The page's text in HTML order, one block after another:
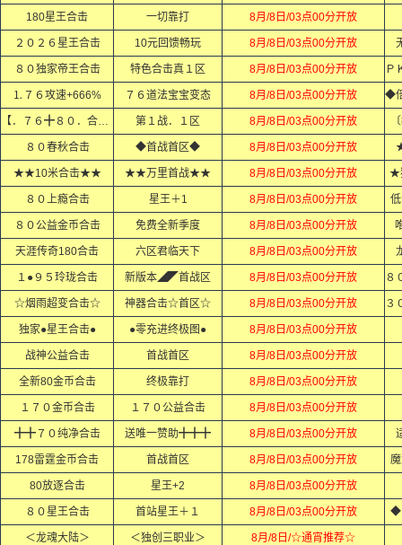
180星王合击 一切靠打 8月/8日/03点00分开放
２０２６星王合击 10元回馈畅玩 8月/8日/03点00分开放
８０独家帝王合击 特色合击真１区 8月/8日/03点00分开放
⒈７６攻速+666% ７６道法宝宝变态 8月/8日/03点00分开放
【．７６╋８０．合击．】 第１战．１区 8月/8日/03点00分开放
８０春秋合击 ◆首战首区◆ 8月/8日/03点00分开放
★★10米合击★★ ★★万里首战★★ 8月/8日/03点00分开放 ★
８０上瘾合击 星王＋1 8月/8日/03点00分开放
８０公益金币合击 免费全新季度 8月/8日/03点00分开放
天涯传奇180合击 六区君临天下 8月/8日/03点00分开放
１●９５玲珑合击 新版本◢◤首战区 8月/8日/03点00分开放
☆烟雨超变合击☆ 神器合击☆首区☆ 8月/8日/03点00分开放
独家●星王合击● ●零充进终极图● 8月/8日/03点00分开放
战神公益合击 首战首区 8月/8日/03点00分开放
全新80金币合击 终极靠打 8月/8日/03点00分开放
１７０金币合击 １７０公益合击 8月/8日/03点00分开放
╋╋７０纯净合击 送唯一赞助╋╋╋ 8月/8日/03点00分开放
178雷霆金币合击 首战首区 8月/8日/03点00分开放
80放逐合击 星王+2 8月/8日/03点00分开放
８０星王合击 首站星王＋１ 8月/8日/03点00分开放 ◆
＜龙魂大陆＞ ＜独创三职业＞ 8月/8日/☆通宵推荐☆